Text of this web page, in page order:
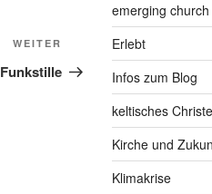
Nächster
Beitrag
WEITER
Funkstille
emerging church
Erlebt
Infos zum Blog
keltisches
Kirche und
Klimakrise